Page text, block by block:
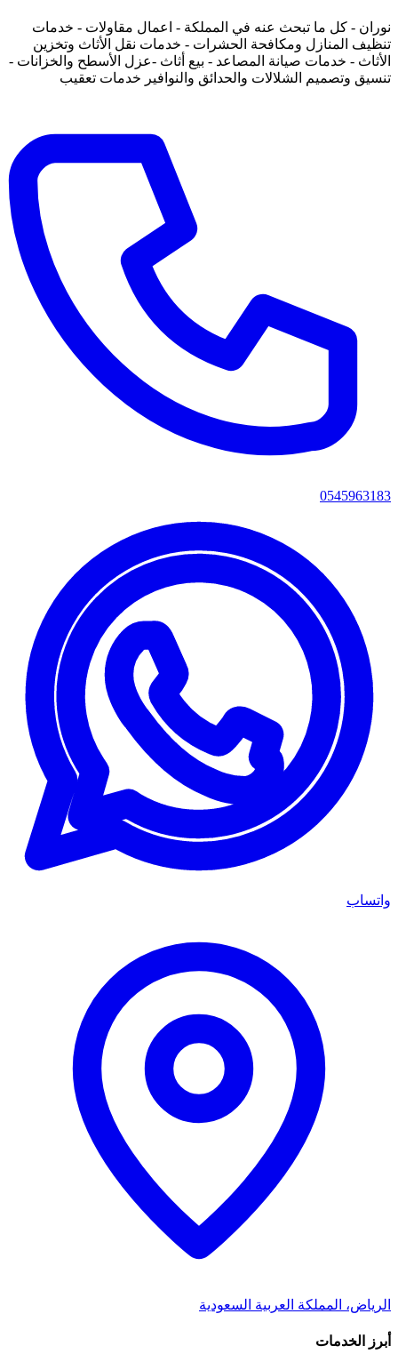
نوران - كل ما تبحث عنه في المملكة - اعمال مقاولات - خدمات
تنظيف المنازل ومكافحة الحشرات - خدمات نقل الأثاث وتخزين
الأثاث - خدمات صيانة المصاعد - بيع أثاث -عزل الأسطح والخزانات -
تنسيق وتصميم الشلالات والحدائق والنوافير خدمات تعقيب
0545963183
واتساب
الرياض، المملكة العربية السعودية
أبرز الخدمات